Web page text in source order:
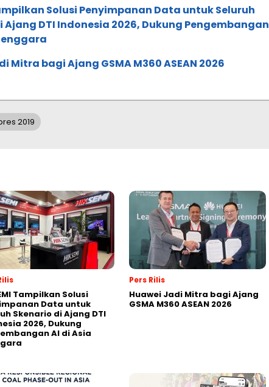
Solusi Penyimpanan Data untuk Seluruh
Ajang DTI Indonesia 2026, Dukung Pengembangan
Mitra bagi Ajang GSMA M360 ASEAN 2026
2019
Tampilkan Solusi
Data untuk
Skenario di Ajang DTI
2026, Dukung
AI di Asia
Pers Rilis
Huawei Jadi Mitra bagi Ajang
GSMA M360 ASEAN 2026